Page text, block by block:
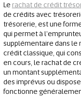
Le rachat de crédit
de crédits avec
trésorerie, est une
qui permet à
supplémentaire dans le
crédit classique, qui
en cours, le rachat de
un montant
des imprévus ou
fonctionne